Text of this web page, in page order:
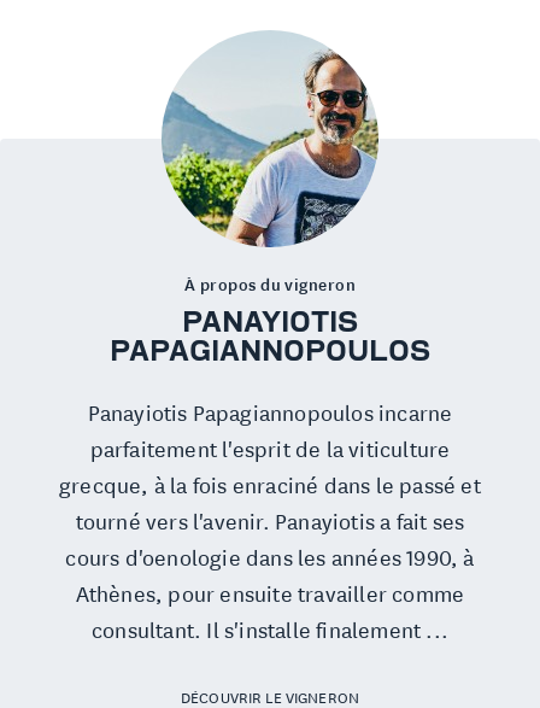
À propos du vigneron
PANAYIOTIS
PAPAGIANNOPOULOS
Panayiotis Papagiannopoulos incarne
parfaitement l'esprit de la viticulture
grecque, à la fois enraciné dans le passé et
tourné vers l'avenir. Panayiotis a fait ses
cours d'oenologie dans les années 1990, à
Athènes, pour ensuite travailler comme
consultant. Il s'installe finalement ...
DÉCOUVRIR LE VIGNERON